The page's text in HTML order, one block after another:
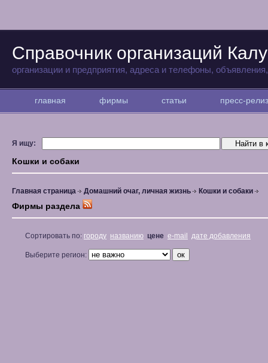
Справочник организаций
организации и предприятия, адреса и телефоны,
главная фирмы статьи пресс-
Я ищу:
Кошки и собаки
Главная страница Домашний очаг, личная жизнь Кошки и собаки
Фирмы раздела
Сортировать по: городу названию цене e-mail дате добавления
Выберите регион: